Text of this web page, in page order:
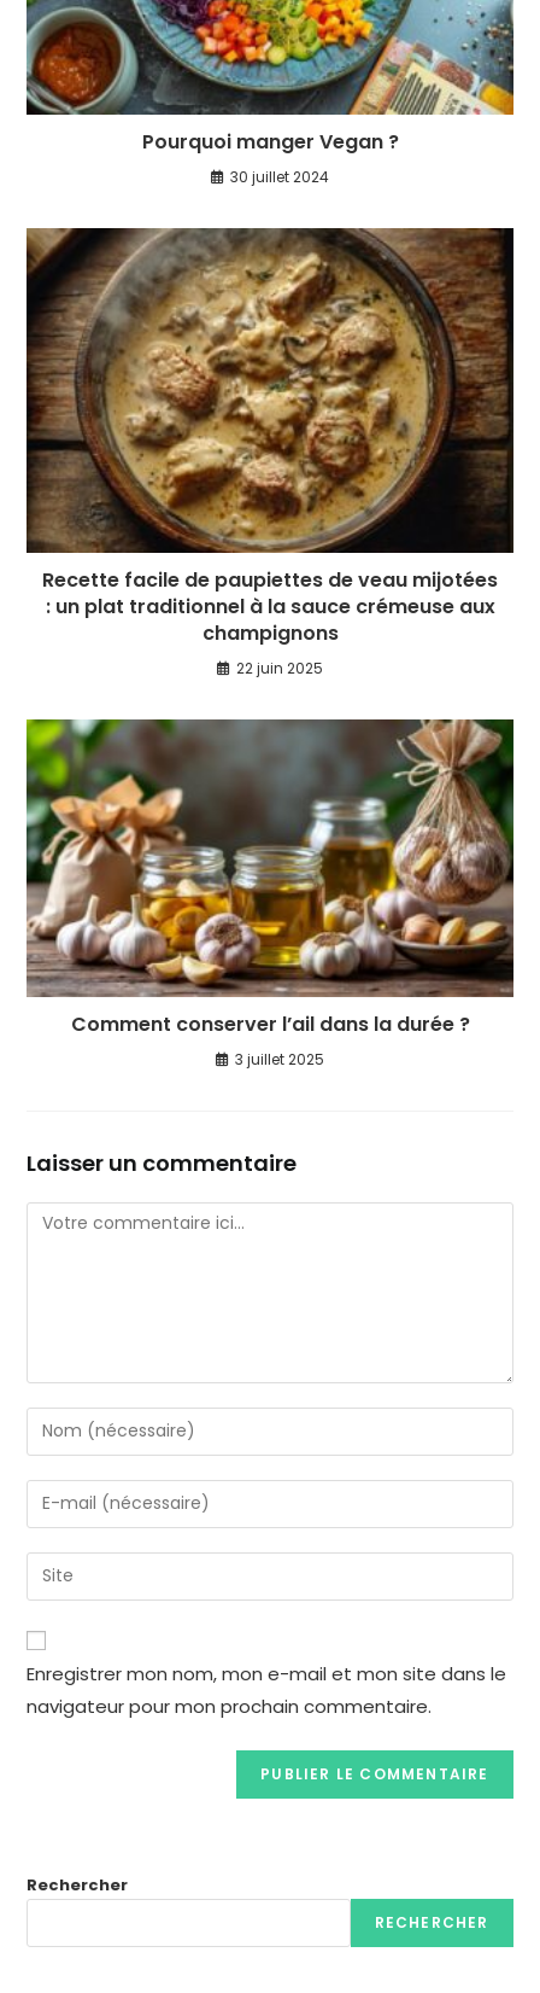
Pourquoi manger Vegan ?
30 juillet 2024
Recette facile de paupiettes de veau mijotées
: un plat traditionnel à la sauce crémeuse aux
champignons
22 juin 2025
Comment conserver l’ail dans la durée ?
3 juillet 2025
Laisser un commentaire
Enregistrer mon nom, mon e-mail et mon site dans le
navigateur pour mon prochain commentaire.
Rechercher
RECHERCHER